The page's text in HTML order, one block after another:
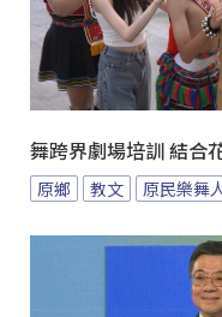
舞跨界劇場培訓 結合
原鄉 教文 原民樂舞